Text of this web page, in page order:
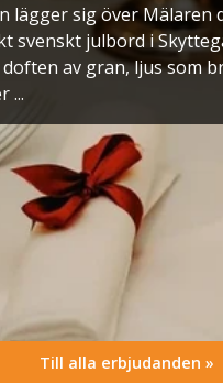
lägger sig över Mälaren
svenskt julbord i
av gran, ljus som
...
Till alla erbjudanden »